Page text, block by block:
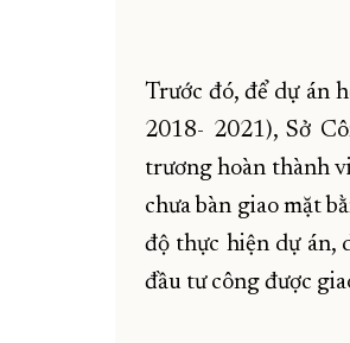
Trước đó, để dự án
2018- 2021), Sở
trương hoàn thành
chưa bàn giao mặt
độ thực hiện dự án,
đầu tư công được